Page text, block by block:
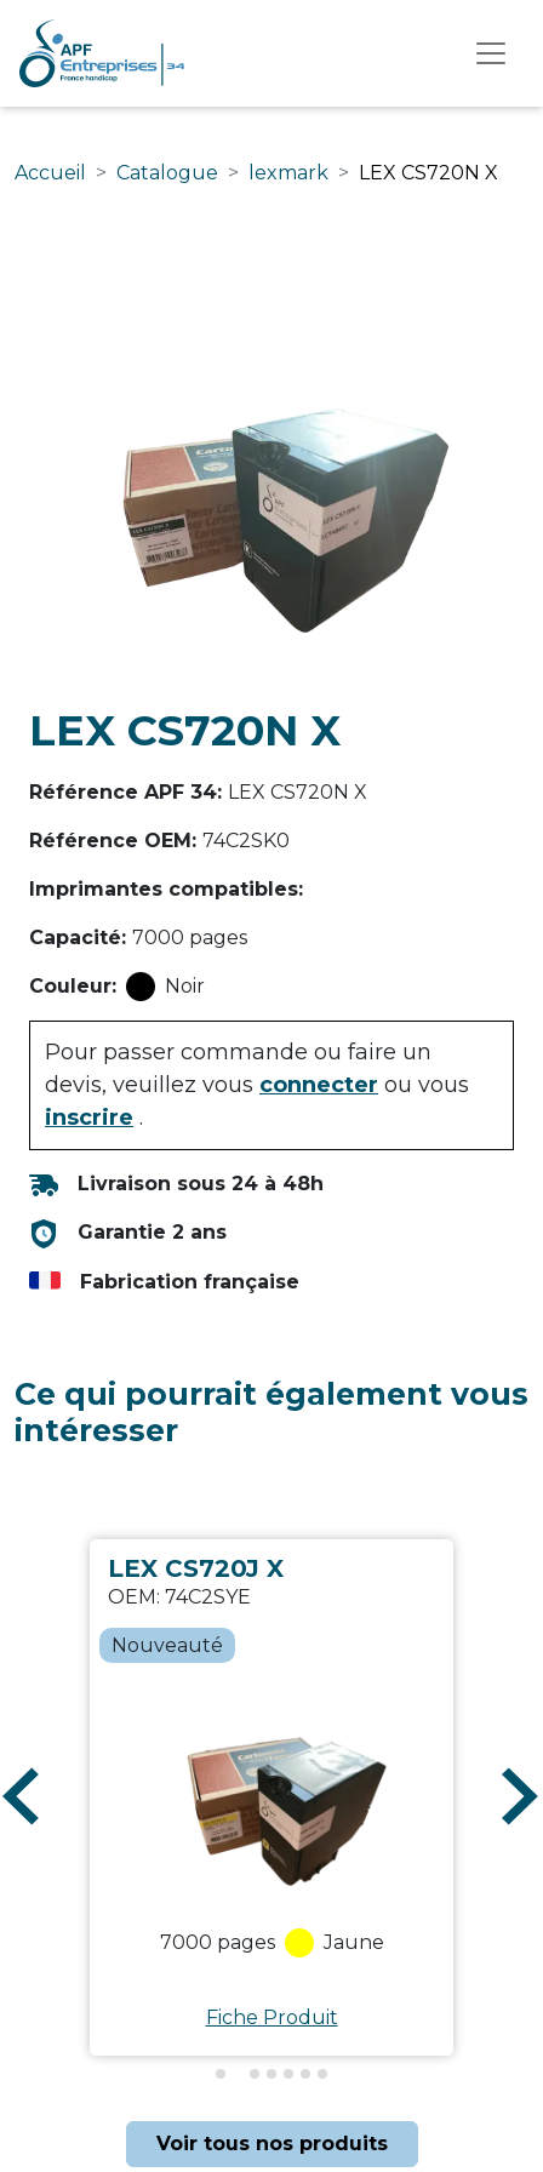
Accueil Catalogue lexmark LEX CS720N X
LEX CS720N X
Référence APF 34: LEX CS720N X
Référence OEM : 74C2SK0
Imprimantes compatibles:
Capacité: 7000 pages
Couleur: Noir
Pour passer commande ou faire un
devis, veuillez vous connecter ou vous
inscrire .
Livraison sous 24 à 48h
Garantie 2 ans
Fabrication française
Ce qui pourrait également vous
intéresser
LEX CS720J X
OEM: 74C2SYE
Nouveauté
7000 pages Jaune
Fiche Produit
Voir tous nos produits